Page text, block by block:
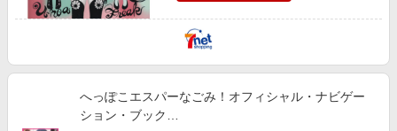
へっぽこエスパーなごみ！オフィシャル・ナビゲー
ション・ブック